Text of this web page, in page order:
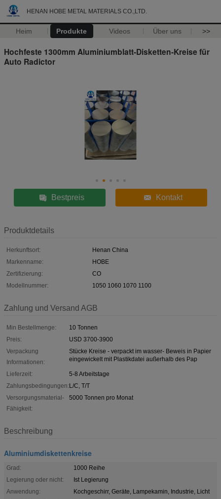
HENAN HOBE METAL MATERIALS CO.,LTD.
Heim Produkte Videos Über uns >>
Hochfeste 1300mm Aluminiumblatt-Disketten-Kreise für
Auto Radictor
Bestpreis Kontakt
Produktdetails
Herkunftsort:
Henan China
Markenname:
HOBE
Zertifizierung:
CO
Modellnummer:
1050 1060 1070 1100
Zahlung und Versand AGB
Min Bestellmenge:
10 Tonnen
Preis:
USD 3700-3900
Verpackung
Informationen:
Stücke Kreise - verpackt im wasser- Beweis in Papier
eingewickelt mit Plastikdatei außerhalb des Pap
Lieferzeit:
5-8 Arbeitstage
Zahlungsbedingungen:L/C, T/T
Versorgungsmaterial-
Fähigkeit:
5000 Tonnen pro Monat
Beschreibung
Aluminiumdiskettenkreise
Grad:
1000 Reihe
Legierung oder nicht:
Ist Legierung
Anwendung:
Kochgeschirr, Geräte, Lampekamin, Industrie, Licht